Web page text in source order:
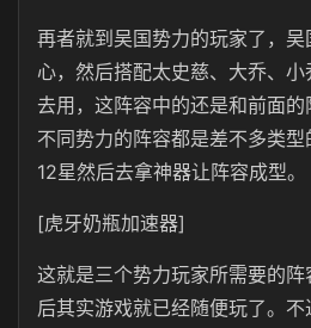
再者就到吴国势力的玩家了，
心，然后搭配太史慈、大乔、
去用，这阵容中的还是和前面
不同势力的阵容都是差不多类
12星然后去拿神器让阵容成型。
[虎牙奶瓶加速器]
这就是三个势力玩家所需要的
后其实游戏就已经随便玩了。